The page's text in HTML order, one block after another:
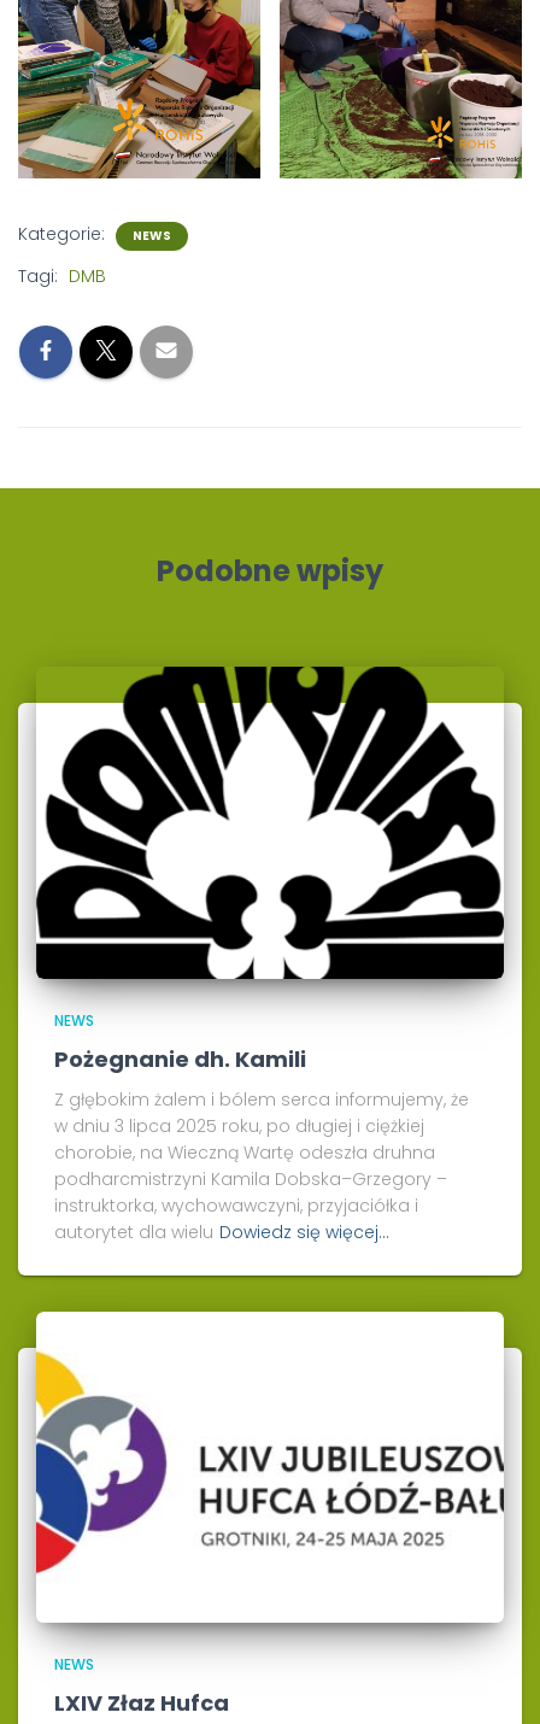
Kategorie: NEWS
Tagi: DMB
Podobne wpisy
NEWS
Pożegnanie dh. Kamili
Z głębokim żalem i bólem serca informujemy, że
w dniu 3 lipca 2025 roku, po długiej i ciężkiej
chorobie, na Wieczną Wartę odeszła druhna
podharcmistrzyni Kamila Dobska–Grzegory –
instruktorka, wychowawczyni, przyjaciółka i
autorytet dla wielu Dowiedz się więcej…
NEWS
LXIV Złaz Hufca